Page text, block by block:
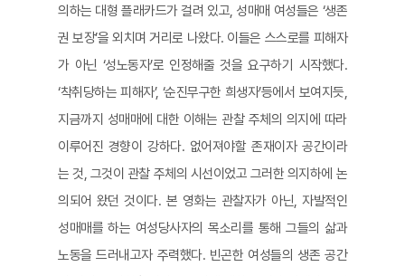
의하는 대형 플래카드가 걸려 있고, 성매매 여성들은 ‘생존
권 보장’을 외치며 거리로 나왔다. 이들은 스스로를 피해자
가 아닌 ‘성노동자’로 인정해줄 것을 요구하기 시작했다.
‘착취당하는 피해자’, ‘순진무구한 희생자’등에서 보여지듯,
지금까지 성매매에 대한 이해는 관찰 주체의 의지에 따라
이루어진 경향이 강하다. 없어져야할 존재이자 공간이라
는 것, 그것이 관찰 주체의 시선이었고 그러한 의지하에 논
의되어 왔던 것이다. 본 영화는 관찰자가 아닌, 자발적인
성매매를 하는 여성당사자의 목소리를 통해 그들의 삶과
노동을 드러내고자 주력했다. 빈곤한 여성들의 생존 공간